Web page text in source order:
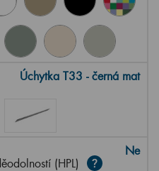
Úchytka T33 - černá mat
(HPL)
Ne